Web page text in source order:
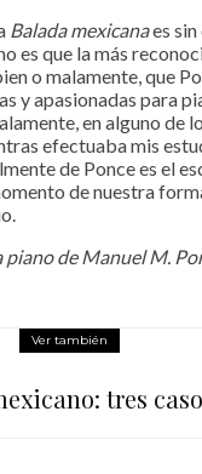
Balada mexicanaes sin
es que la más
o malamente, que
y apasionadas para
en alguno de
efectuaba mis
de Ponce es el
de nuestra
de Manuel M.
Ver también
tres